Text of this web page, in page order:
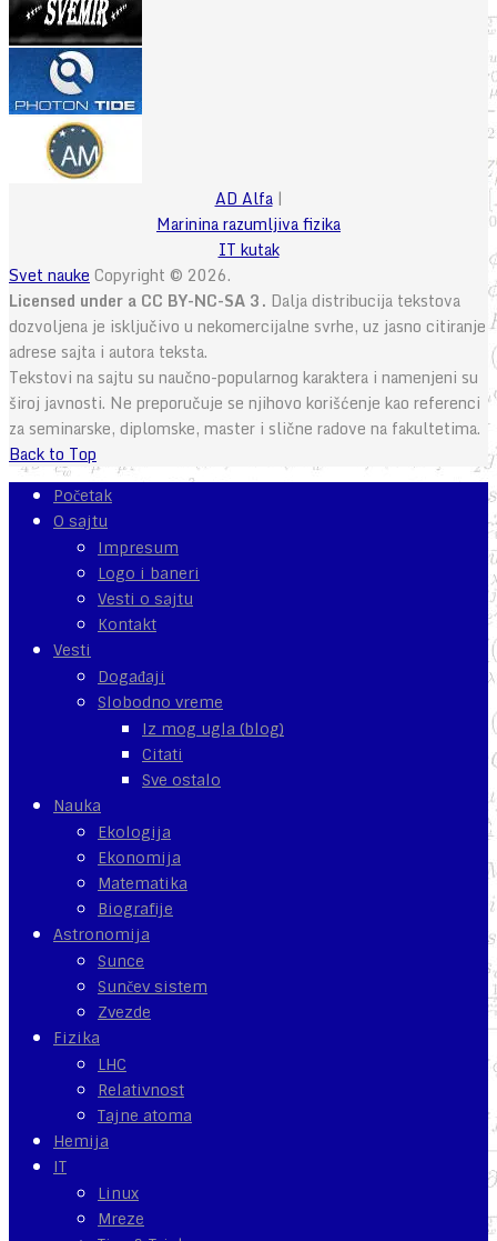
AD Alfa|
Marinina razumljiva fizika
IT kutak
Svet nauke Copyright © 2026.
Licensed under a CC BY-NC-SA 3. Dalja distribucija tekstova
dozvoljena je isključivo u nekomercijalne svrhe, uz jasno citiranje
adrese sajta i autora teksta.
Tekstovi na sajtu su naučno-popularnog karaktera i namenjeni su
široj javnosti. Ne preporučuje se njihovo korišćenje kao referenci
za seminarske, diplomske, master i slične radove na fakultetima.
Back to Top
Početak
O sajtu
Impresum
Logo i baneri
Vesti o sajtu
Kontakt
Vesti
Događaji
Slobodno vreme
Iz mog ugla (blog)
Citati
Sve ostalo
Nauka
Ekologija
Ekonomija
Matematika
Biografije
Astronomija
Sunce
Sunčev sistem
Zvezde
Fizika
LHC
Relativnost
Tajne atoma
Hemija
IT
Linux
Mreze